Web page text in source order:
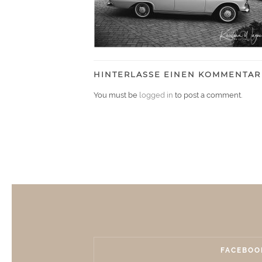
HINTERLASSE EINEN KOMMENTAR
You must be logged in to post a comment.